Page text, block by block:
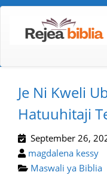
Je Ni Kweli
Hatuuhitaji
September 26,
magdalena kessy
Maswali ya Biblia